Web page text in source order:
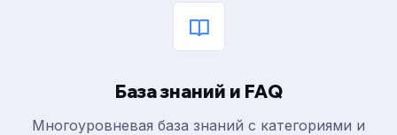
База знаний и FAQ
Многоуровневая база знаний с категориями и